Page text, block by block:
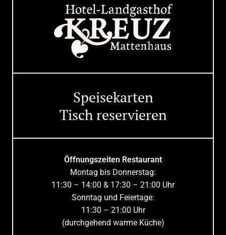
Speisekarten
Tisch reservieren
Öffnungszeiten Restaurant
Montag bis Donnerstag:
11:30 – 14:00 & 17:30 – 21:00 Uhr
Sonntag und Feiertage:
11:30 – 21:00 Uhr
(durchgehend warme Küche)